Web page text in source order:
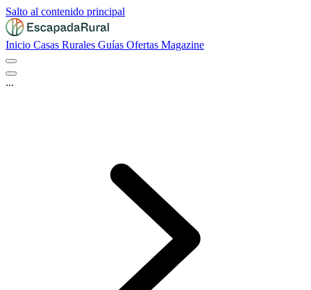
Salto al contenido principal
Inicio Casas Rurales Guías Ofertas Magazine
...